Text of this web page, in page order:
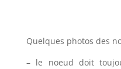
Quelques photos des
– le noeud doit